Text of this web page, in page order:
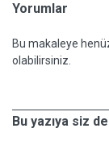
Yorumlar
Bu makaleye
olabilirsiniz.
Bu yazıya siz